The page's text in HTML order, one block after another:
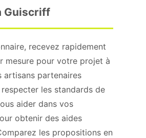
Guiscriff
recevez rapidement
mesure pour votre projet à
artisans partenaires
les standards de
aider dans vos
obtenir des aides
les propositions en